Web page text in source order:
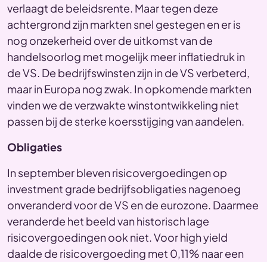
verlaagt de beleidsrente. Maar tegen deze
achtergrond zijn markten snel gestegen en er is
nog onzekerheid over de uitkomst van de
handelsoorlog met mogelijk meer inflatiedruk in
de VS. De bedrijfswinsten zijn in de VS verbeterd,
maar in Europa nog zwak. In opkomende markten
vinden we de verzwakte winstontwikkeling niet
passen bij de sterke koersstijging van aandelen.
Obligaties
In september bleven risicovergoedingen op
investment grade bedrijfsobligaties nagenoeg
onveranderd voor de VS en de eurozone. Daarmee
veranderde het beeld van historisch lage
risicovergoedingen ook niet. Voor high yield
daalde de risicovergoeding met 0,11% naar een